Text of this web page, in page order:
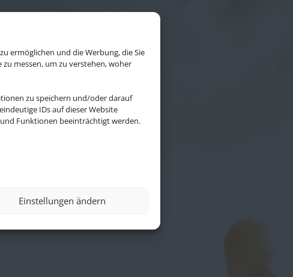
ermöglichen und die Werbung, die Sie
zu messen, um zu verstehen, woher
zu speichern und/oder darauf
IDs auf dieser Website
Funktionen beeinträchtigt werden.
Einstellungen ändern